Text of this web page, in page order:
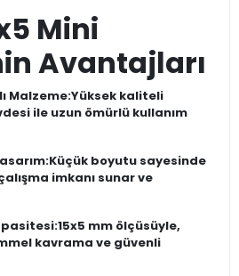
Mini
Avantajları
Malzeme:Yüksek kaliteli
ile uzun ömürlü kullanım
Küçük boyutu sayesinde
imkanı sunar ve
15x5 mm ölçüsüyle,
kavrama ve güvenli